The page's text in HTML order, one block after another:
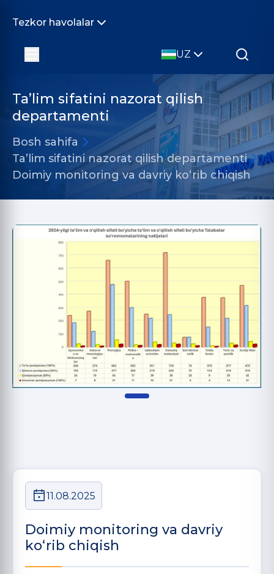
Tezkor havolalar
UZ
Ta’lim sifatini nazorat qilish
departamenti
Bosh sahifa
Ta’lim sifatini nazorat qilish departamenti
Doimiy monitoring va davriy ko‘rib chiqish
11.08.2025
Doimiy monitoring va davriy
ko‘rib chiqish